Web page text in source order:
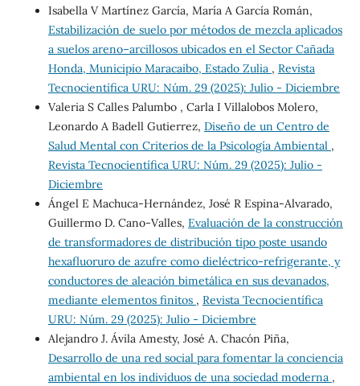
Isabella V Martínez García, María A García Román,
Estabilización de suelo por métodos de mezcla aplicados
a suelos areno–arcillosos ubicados en el Sector Cañada
Honda, Municipio Maracaibo, Estado Zulia , Revista
Tecnocientífica URU: Núm. 29 (2025): Julio - Diciembre
Valeria S Calles Palumbo , Carla I Villalobos Molero,
Leonardo A Badell Gutierrez, Diseño de un Centro de
Salud Mental con Criterios de la Psicología Ambiental ,
Revista Tecnocientífica URU: Núm. 29 (2025): Julio -
Diciembre
Ángel E Machuca-Hernández, José R Espina-Alvarado,
Guillermo D. Cano-Valles, Evaluación de la construcción
de transformadores de distribución tipo poste usando
hexafluoruro de azufre como dieléctrico-refrigerante, y
conductores de aleación bimetálica en sus devanados,
mediante elementos finitos , Revista Tecnocientífica
URU: Núm. 29 (2025): Julio - Diciembre
Alejandro J. Ávila Amesty, José A. Chacón Piña,
Desarrollo de una red social para fomentar la conciencia
ambiental en los individuos de una sociedad moderna ,